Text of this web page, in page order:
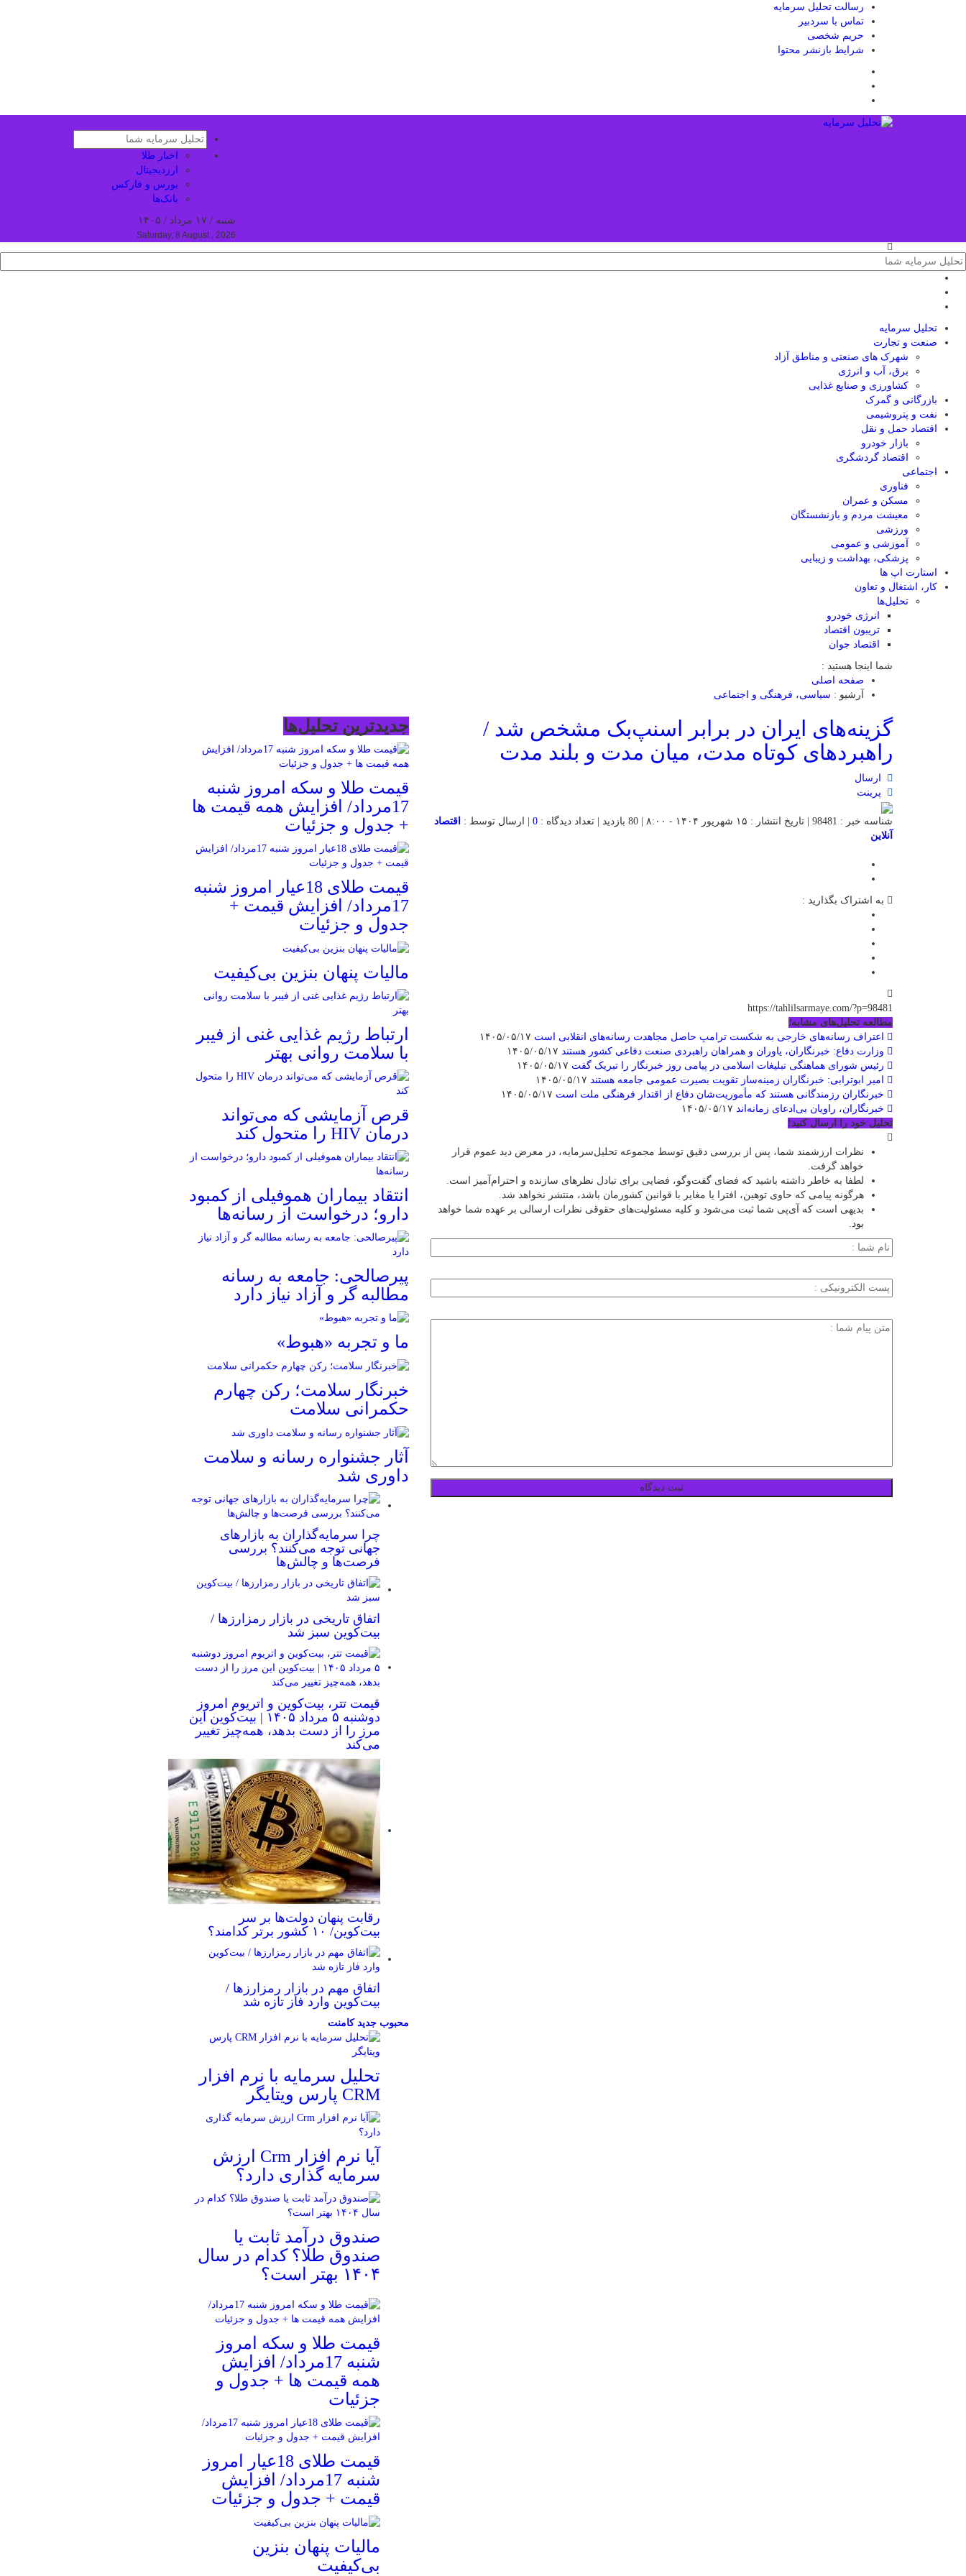
رسالت تحلیل سرمایه
تماس با سردبیر
حریم شخصی
شرایط بازنشر محتوا
اخبار طلا
ارزدیجیتال
بورس و فارکس
بانک‌ها
شنبه / ۱۷ مرداد / ۱۴۰۵
Saturday, 8 August , 2026
تحلیل‌ سرمایه
صنعت و تجارت
شهرک های صنعتی و مناطق آزاد
برق، آب و انرژی
کشاورزی و صنایع غذایی
بازرگانی و گمرک
نفت و پتروشیمی
اقتصاد حمل و نقل
بازار خودرو
اقتصاد گردشگری
اجتماعی
فناوری
مسکن و عمران
معیشت مردم و بازنشستگان
ورزشی
آموزشی و عمومی
پزشکی، بهداشت و زیبایی
استارت اپ ها
کار، اشتغال و تعاون
تحلیل‌ها
انرژی خودرو
تریبون اقتصاد
اقتصاد جوان
شما اینجا هستید :
صفحه اصلی
آرشیو : سیاسی، فرهنگی و اجتماعی
گزینه‌های ایران در برابر اسنپ‌بک مشخص شد /
راهبردهای کوتاه‌ مدت، میان‌ مدت و بلند مدت
ارسال
پرینت
شناسه خبر : 98481 | تاریخ انتشار : ۱۵ شهریور ۱۴۰۴ - ۸:۰۰ | 80 بازدید | تعداد دیدگاه : 0 | ارسال توسط : اقتصاد
آنلاین
به اشتراک بگذارید :
https://tahlilsarmaye.com/?p=98481
مطالعه تحلیل‌های مشابه؛
اعتراف رسانه‌های خارجی به شکست ترامپ حاصل مجاهدت رسانه‌های انقلابی است
وزارت دفاع: خبرنگاران، یاوران و همراهان راهبردی صنعت دفاعی کشور هستند
رئیس شورای هماهنگی تبلیغات اسلامی در پیامی روز خبرنگار را تبریک گفت
امیر ابوترابی: خبرنگاران زمینه‌ساز تقویت بصیرت عمومی جامعه هستند
خبرنگاران رزمندگانی هستند که مأموریت‌شان دفاع از اقتدار فرهنگی ملت است
خبرنگاران، راویان بی‌ادعای زمانه‌اند
تحلیل خود را ارسال کنید!
نظرات ارزشمند شما، پس از بررسی دقیق توسط مجموعه تحلیل‌سرمایه، در معرض دید عموم قرار
خواهد گرفت.
لطفا به خاطر داشته باشید که فضای گفت‌وگو، فضایی برای تبادل نظرهای سازنده و احترام‌آمیز است.
هرگونه پیامی که حاوی توهین، افترا یا مغایر با قوانین کشورمان باشد، منتشر نخواهد شد.
بدیهی است که آی‌پی شما ثبت می‌شود و کلیه مسئولیت‌های حقوقی نظرات ارسالی بر عهده شما خواهد
بود.
جدیدترین تحلیل‌ها
قیمت طلا و سکه امروز شنبه
17مرداد/ افزایش همه قیمت ها
+ جدول و جزئیات
قیمت طلای 18عیار امروز شنبه
17مرداد/ افزایش قیمت +
جدول و جزئیات
مالیات پنهان بنزین بی‌کیفیت
ارتباط رژیم غذایی غنی از فیبر
با سلامت روانی بهتر
قرص آزمایشی که می‌تواند
درمان HIV را متحول کند
انتقاد بیماران هموفیلی از کمبود
دارو؛ درخواست از رسانه‌ها
پیرصالحی: جامعه به رسانه
مطالبه گر و آزاد نیاز دارد
ما و تجربه «هبوط»
خبرنگار سلامت؛ رکن چهارم
حکمرانی سلامت
آثار جشنواره رسانه و سلامت
داوری شد
چرا سرمایه‌گذاران به بازارهای
جهانی توجه می‌کنند؟ بررسی
فرصت‌ها و چالش‌ها
اتفاق تاریخی در بازار رمزارزها /
بیت‌کوین سبز شد
قیمت تتر، بیت‌کوین و اتریوم امروز
دوشنبه ۵ مرداد ۱۴۰۵ | بیت‌کوین این
مرز را از دست بدهد، همه‌چیز تغییر
می‌کند
رقابت پنهان دولت‌ها بر سر
بیت‌کوین/ ۱۰ کشور برتر کدامند؟
اتفاق مهم در بازار رمزارزها /
بیت‌کوین وارد فاز تازه شد
محبوبجدیدکامنت
تحلیل سرمایه با نرم افزار
CRM پارس ویتایگر
آیا نرم افزار Crm ارزش
سرمایه گذاری دارد؟
صندوق درآمد ثابت یا
صندوق طلا؟ کدام در سال
۱۴۰۴ بهتر است؟
قیمت طلا و سکه امروز
شنبه 17مرداد/ افزایش
همه قیمت ها + جدول و
جزئیات
قیمت طلای 18عیار امروز
شنبه 17مرداد/ افزایش
قیمت + جدول و جزئیات
مالیات پنهان بنزین
بی‌کیفیت